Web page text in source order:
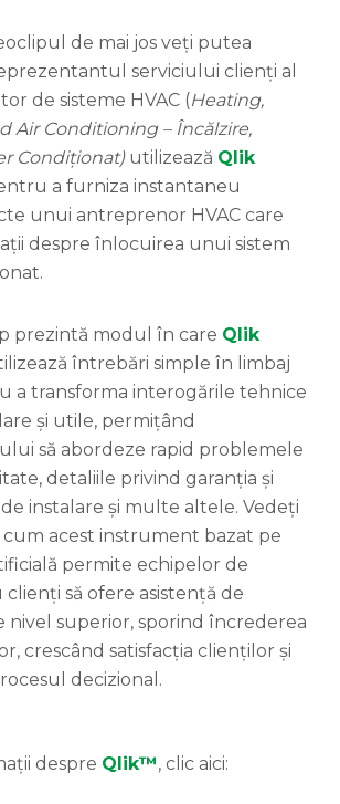
de mai jos veți putea
serviciului clienți al
de sisteme HVAC (Heating,
Air Conditioning – Încălzire,
Condiționat)utilizează Qlik
a furniza instantaneu
unui antreprenor HVAC care
despre înlocuirea unui sistem
prezintă modul în care Qlik
întrebări simple în limbaj
a transforma interogările tehnice
și utile, permițând
să abordeze rapid problemele
detaliile privind garanția și
instalare și multe altele. Vedeți
cum acest instrument bazat pe
permite echipelor de
să ofere asistență de
nivel superior, sporind încrederea
crescând satisfacția clienților și
decizional.
despre Qlik™, clic aici: